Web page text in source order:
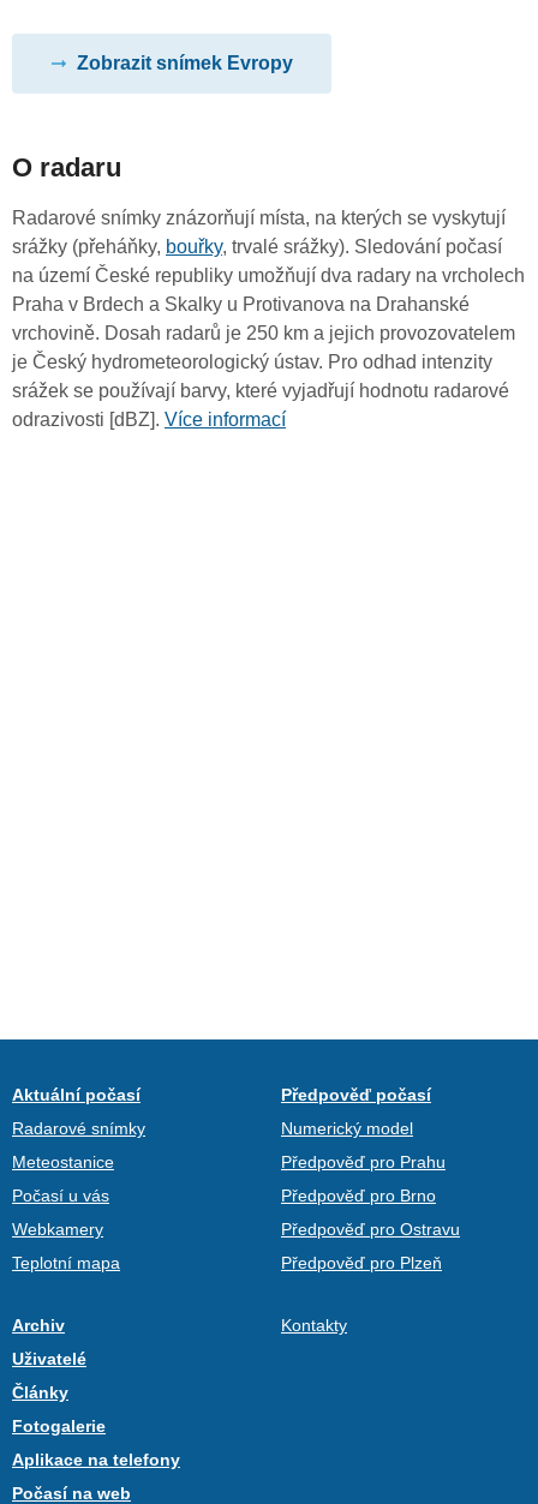
Zobrazit snímek Evropy
O radaru
Radarové snímky znázorňují místa, na kterých se vyskytují
srážky (přeháňky, bouřky, trvalé srážky). Sledování počasí
na území České republiky umožňují dva radary na vrcholech
Praha v Brdech a Skalky u Protivanova na Drahanské
vrchovině. Dosah radarů je 250 km a jejich provozovatelem
je Český hydrometeorologický ústav. Pro odhad intenzity
srážek se používají barvy, které vyjadřují hodnotu radarové
odrazivosti [dBZ]. Více informací
Aktuální počasí
Radarové snímky
Meteostanice
Počasí u vás
Webkamery
Teplotní mapa
Předpověď počasí
Numerický model
Předpověď pro Prahu
Předpověď pro Brno
Předpověď pro Ostravu
Předpověď pro Plzeň
Archiv
Uživatelé
Články
Fotogalerie
Aplikace na telefony
Počasí na web
Kontakty